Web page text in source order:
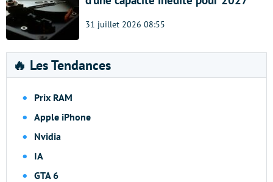
31 juillet 2026 08:55
🔥 Les Tendances
Prix RAM
Apple iPhone
Nvidia
IA
GTA 6